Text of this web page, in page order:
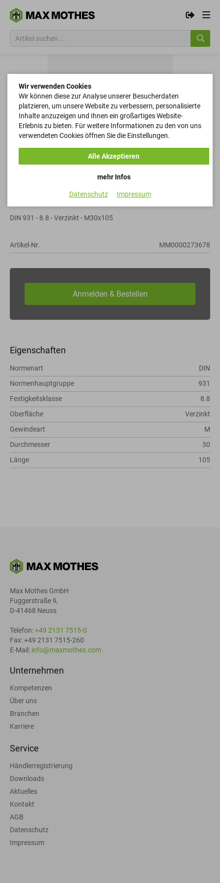
Sechskantschrauben
DIN 931 - 8.8 - Verzinkt - M30x105
Artikel-Nr. MM0000273678
Eigenschaften
Normenart
DIN
Normenhauptgruppe
931
Festigkeitsklasse
8.8
Oberfläche
Verzinkt
Gewindeart
M
Durchmesser
30
Länge
105
Max Mothes GmbH
Fuggerstraße 9,
D-41468 Neuss
Telefon:+49 2131 7515-0
Fax: +49 2131 7515-260
E-Mail: info@maxmothes.com
Unternehmen
Kompetenzen
Über uns
Branchen
Karriere
Service
Händlerregistrierung
Downloads
Aktuelles
Kontakt
AGB
Datenschutz
Impressum
Wir verwenden Cookies
Wir können diese zur Analyse unserer Besucherdaten
platzieren, um unsere Website zu verbessern, personalisierte
Inhalte anzuzeigen und Ihnen ein großartiges Website-
Erlebnis zu bieten. Für weitere Informationen zu den von uns
verwendeten Cookies öffnen Sie die Einstellungen.
mehr Infos
Alle Akzeptieren
Datenschutz Impressum